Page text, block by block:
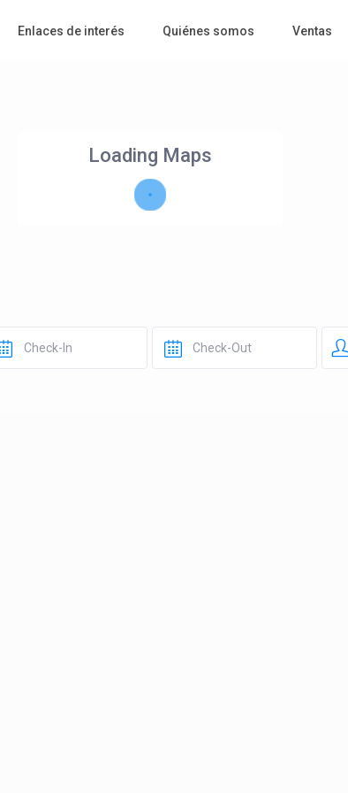
Enlaces de interés Quiénes somos Ventas
Loading Maps